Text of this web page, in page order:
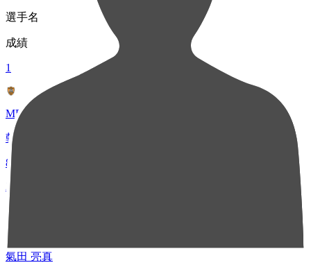
選手名
成績
1
MF 33
乾 貴士
84
2
MF 18
氣田 亮真